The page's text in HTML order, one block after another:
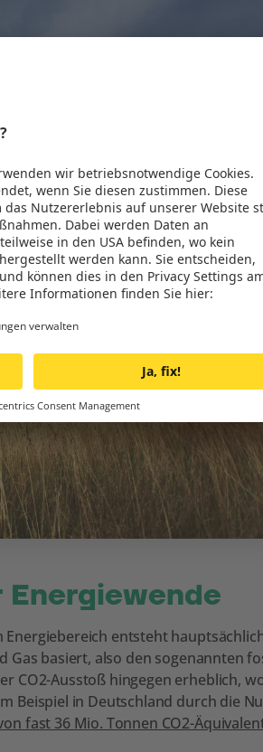
Energiewende
Energiebereich entsteht
Gas basiert, also den sogenannten
CO2-Ausstoß hingegen erheblich,
Beispiel in Deutschland durch die
fast 36 Mio. Tonnen CO2-